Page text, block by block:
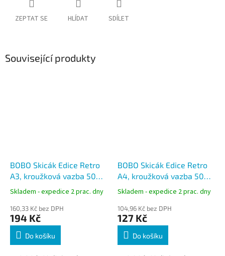
ZEPTAT SE HLÍDAT SDÍLET
Související produkty
BOBO Skicák Edice Retro
A3, kroužková vazba 50
listů
Skladem - expedice 2 prac. dny
160,33 Kč bez DPH
194 Kč
Do košíku
BOBO Skicák Edice Retro
A4, kroužková vazba 50
listů
Skladem - expedice 2 prac. dny
104,96 Kč bez DPH
127 Kč
Do košíku